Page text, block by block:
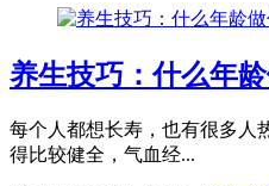
养生技巧：什么年
每个人都想长寿，也有很多人
得比较健全，气血经...